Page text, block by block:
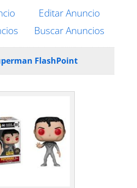
Editar Anuncio
Buscar Anuncios
FlashPoint